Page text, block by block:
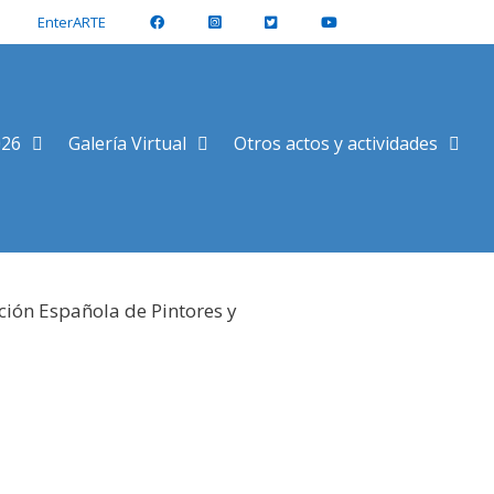
EnterARTE
Galería Virtual Otros actos y actividades
Española de Pintores y